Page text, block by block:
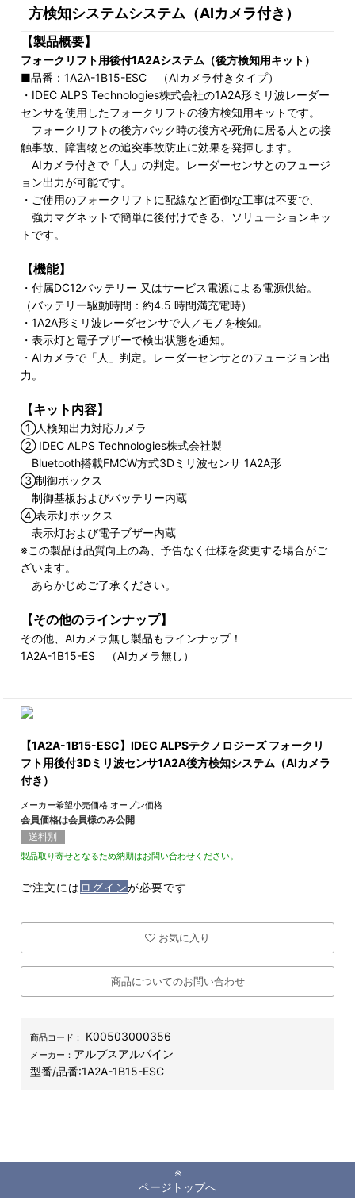
方検知システムシステム（AIカメラ付き）
【製品概要】
フォークリフト用後付1A2Aシステム（後方検知用キット）
■品番：1A2A-1B15-ESC （AIカメラ付きタイプ）
・IDEC ALPS Technologies株式会社の1A2A形ミリ波レーダー
センサを使用したフォークリフトの後方検知用キットです。
フォークリフトの後方バック時の後方や死角に居る人との接
触事故、障害物との追突事故防止に効果を発揮します。
AIカメラ付きで「人」の判定。レーダーセンサとのフュージ
ョン出力が可能です。
・ご使用のフォークリフトに配線など面倒な工事は不要で、
強力マグネットで簡単に後付けできる、ソリューションキッ
トです。
【機能】
・付属DC12バッテリー 又はサービス電源による電源供給。
（バッテリー駆動時間：約4.5 時間満充電時）
・1A2A形ミリ波レーダセンサで人／モノを検知。
・表示灯と電子ブザーで検出状態を通知。
・AIカメラで「人」判定。レーダーセンサとのフュージョン出
力。
【キット内容】
①人検知出力対応カメラ
② IDEC ALPS Technologies株式会社製
Bluetooth搭載FMCW方式3Dミリ波センサ 1A2A形
③制御ボックス
制御基板およびバッテリー内蔵
④表示灯ボックス
表示灯および電子ブザー内蔵
※この製品は品質向上の為、予告なく仕様を変更する場合がご
ざいます。
あらかじめご了承ください。
【その他のラインナップ】
その他、AIカメラ無し製品もラインナップ！
1A2A-1B15-ES （AIカメラ無し）
【1A2A-1B15-ESC】IDEC ALPSテクノロジーズ フォークリ
フト用後付3Dミリ波センサ1A2A後方検知システム（AIカメラ
付き）
メーカー希望小売価格 オープン価格
会員価格は会員様のみ公開
送料別
製品取り寄せとなるため納期はお問い合わせください。
ご注文には ログインが必要です
お気に入り
商品についてのお問い合わせ
商品コード： K00503000356
メーカー： アルプスアルパイン
型番/品番:1A2A-1B15-ESC
ページトップへ